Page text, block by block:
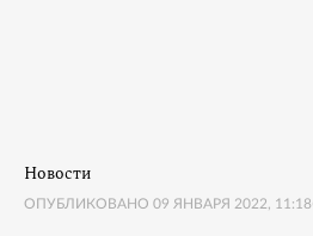
Новости
ОПУБЛИКОВАНО 09 ЯНВАРЯ 2022, 11:18